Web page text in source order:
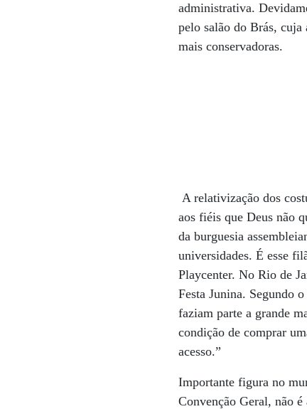
administrativa.
pelo salão do Brás,
mais conservadoras.
A relativização dos
aos fiéis que Deus não
da burguesia
universidades. É esse
Playcenter. No Rio de
Festa Junina. Segundo
faziam parte a grande
condição de comprar
acesso.”
Importante figura no
Convenção Geral, não